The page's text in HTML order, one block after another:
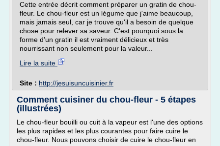
Cette entrée décrit comment préparer un gratin de chou-
fleur. Le chou-fleur est un légume que j'aime beaucoup,
mais jamais seul, car je trouve qu'il a besoin de quelque
chose pour relever sa saveur. C'est pourquoi sous la
forme d'un gratin il est vraiment délicieux et très
nourrissant non seulement pour la valeur...
Lire la suite
Site : http://jesuisuncuisinier.fr
Comment cuisiner du chou-fleur - 5 étapes
(illustrées)
Le chou-fleur bouilli ou cuit à la vapeur est l'une des options
les plus rapides et les plus courantes pour faire cuire le
chou-fleur. Nous pouvons choisir de cuire le chou-fleur en